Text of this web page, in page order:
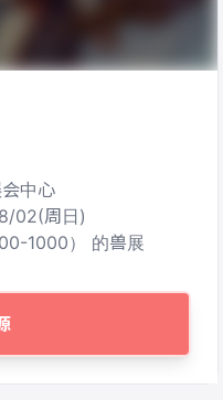
中心
02(周日)
1000） 的兽展